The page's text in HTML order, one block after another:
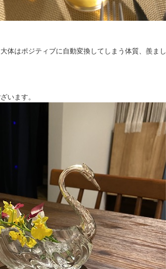
体はポジティブに自動変換してしまう体質、羨まし
います。